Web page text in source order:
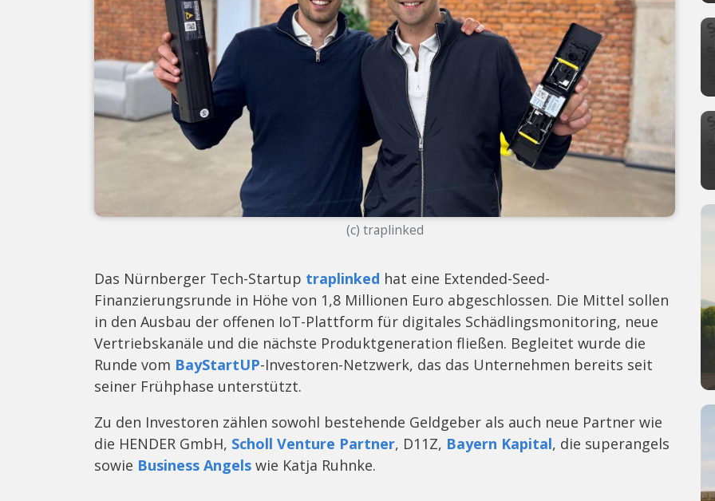
(c) traplinked
Das Nürnberger Tech-Startup traplinked hat eine Extended-Seed-
Finanzierungsrunde in Höhe von 1,8 Millionen Euro abgeschlossen. Die Mittel sollen
in den Ausbau der offenen IoT-Plattform für digitales Schädlingsmonitoring, neue
Vertriebskanäle und die nächste Produktgeneration fließen. Begleitet wurde die
Runde vom BayStartUP-Investoren-Netzwerk, das das Unternehmen bereits seit
seiner Frühphase unterstützt.
Zu den Investoren zählen sowohl bestehende Geldgeber als auch neue Partner wie
die HENDER GmbH, Scholl Venture Partner, D11Z, Bayern Kapital, die superangels
sowie Business Angels wie Katja Ruhnke.